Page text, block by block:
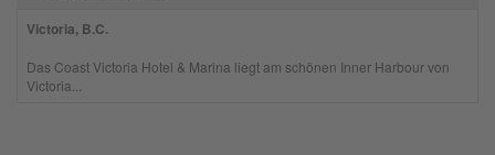
Victoria, B.C.
Das Coast Victoria Hotel & Marina liegt am schönen Inner Harbour von
Victoria...